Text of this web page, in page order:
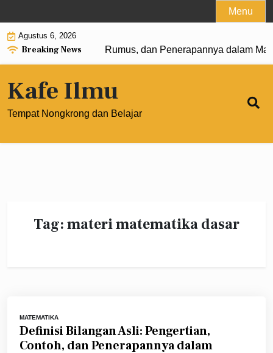
to
content
Menu
Agustus 6, 2026
Breaking News
0: Pengertian, Rumus, dan Penerapannya dalam
Kafe Ilmu
Tempat Nongkrong dan Belajar
Tag:materi matematika dasar
MATEMATIKA
Definisi Bilangan Asli: Pengertian,
Contoh, dan Penerapannya dalam